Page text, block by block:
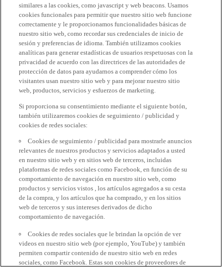
similares a las cookies, como javascript y web beacons. Usamos
cookies funcionales para permitir que nuestro sitio web funcione
correctamente y le proporcionamos funcionalidades básicas de
nuestro sitio web, como recordar sus credenciales de inicio de
sesión y preferencias de idioma. También utilizamos cookies
analíticas para generar estadísticas de usuarios respetuosas con la
privacidad de acuerdo con las directrices de las autoridades de
protección de datos para ayudarnos a comprender cómo los
visitantes usan nuestro sitio web y para mejorar nuestro sitio
web, productos, servicios y esfuerzos de marketing.
Si proporciona su consentimiento mediante el siguiente botón,
también utilizaremos cookies de seguimiento / publicidad y
cookies de redes sociales:
Cookies de seguimiento / publicidad para mostrarle anuncios
relevantes de nuestros productos y servicios adaptados a usted
en nuestro sitio web y en sitios web de terceros, incluidas
plataformas de redes sociales como Facebook, en función de su
comportamiento de navegación en nuestro sitio web, como
productos y servicios vistos , los artículos agregados a su cesta
de la compra, y los artículos que ha comprado, y en los sitios
web de terceros y sus intereses derivados de dicho
comportamiento de navegación.
Cookies de redes sociales que le brindan la opción de ver
videos en nuestro sitio web (por ejemplo, YouTube) y también
permiten compartir contenido de nuestro sitio web en redes
sociales, como Facebook. Estas son cookies de proveedores de